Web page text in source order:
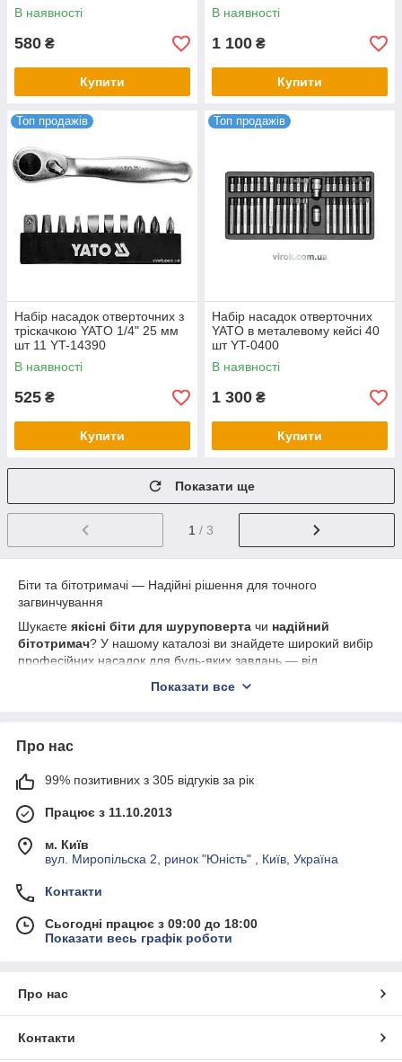
В наявності
580 ₴
Купити
YT-04624
В наявності
1 100 ₴
Купити
Топ продажів
Набір насадок отверточних з
тріскачкою YATO 1/4" 25 мм
шт 11 YT-14390
В наявності
525 ₴
Купити
Топ продажів
Набір насадок отверточних
YATO в металевому кейсі 40
шт YT-0400
В наявності
1 300 ₴
Купити
Показати ще
1 / 3
Біти та бітотримачі — Надійні рішення для точного
загвинчування
Шукаєте якісні біти для шуруповерта чи надійний
бітотримач? У нашому каталозі ви знайдете широкий вибір
професійних насадок для будь-яких завдань — від
точного підбору під будь-який кріплення
зручної та безпечної роботи
Набори біт: компактні кейси з найпопулярнішими
Ударні біти:
посилені моделі для роботи з
потужними шуруповертами та гайковертами
Наші біти виготовлені з високоякісної сталі, мають
А бітотримачі забезпечують надійне зчеплення з
інструментом і зручність у роботі.
Показати все
Про нас
99% позитивних з 305 відгуків за рік
Працює з 11.10.2013
м. Київ
вул. Миропільска 2, ринок "Юність" , Київ, Україна
Контакти
Сьогодні працює з 09:00 до 18:00
Показати весь графік роботи
Про нас
Контакти